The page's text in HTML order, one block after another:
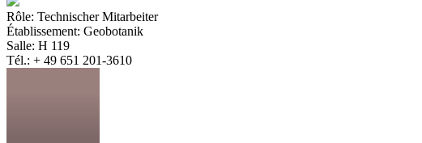
Rôle: Technischer Mitarbeiter
Établissement: Geobotanik
Salle: H 119
Tél.: + 49 651 201-3610